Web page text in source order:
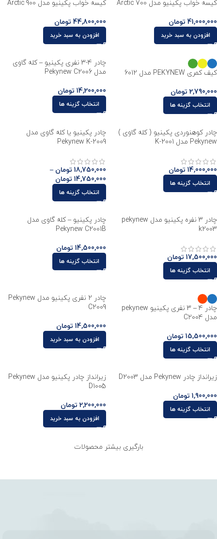
کیسه خواب پکینیو مدل Arctic 700
41,000,000 تومان
افزودن به سبد خرید
کیسه خواب پکینیو مدل Arctic 900
44,800,000 تومان
افزودن به سبد خرید
کیف کمری PEKYNEW مدل 6012
2,790,000 تومان
انتخاب گزینه ها
چادر 4-3 نفری پکینیو – کله گاوی
مدل Pekynew C2006
14,200,000 تومان
انتخاب گزینه ها
چادر کوهنوردی پکینیو ( کله گاوی )
Pekynew مدل K-2001
14,000,000 تومان
انتخاب گزینه ها
چادر پکینیو یا کله گاوی مدل
Pekynew K-2009
18,750,000 تومان –
14,750,000 تومان
انتخاب گزینه ها
چادر 3 نفره پکینیو مدل pekynew
k2003
17,500,000 تومان
انتخاب گزینه ها
چادر پکینیو – کله گاوی مدل
Pekynew C2001B
14,500,000 تومان
انتخاب گزینه ها
چادر 4 – 3 نفری پکینیو pekynew
مدل C2004
15,500,000 تومان
انتخاب گزینه ها
چادر 2 نفری پکینیو مدل Pekynew
C2009
14,500,000 تومان
افزودن به سبد خرید
زیرانداز چادر Pekynew مدل D2003
1,900,000 تومان
انتخاب گزینه ها
زیرانداز چادر پکینیو مدل Pekynew
D1005
2,200,000 تومان
افزودن به سبد خرید
بارگیری بیشتر محصولات